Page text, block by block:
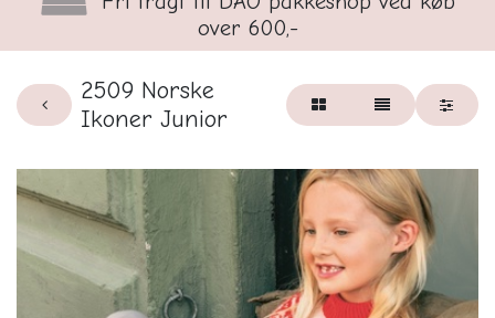
over 600,-
2509 Norske
Ikoner Junior